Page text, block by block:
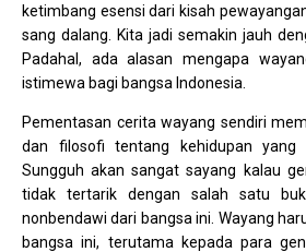
ketimbang esensi dari kisah
sang dalang. Kita jadi semakin jauh
Padahal, ada alasan mengapa
istimewa bagi bangsa Indonesia.
Pementasan cerita wayang sendiri
dan filosofi tentang kehidupan yang
Sungguh akan sangat sayang kalau
tidak tertarik dengan salah satu
nonbendawi dari bangsa ini. Wayang
bangsa ini, terutama kepada para